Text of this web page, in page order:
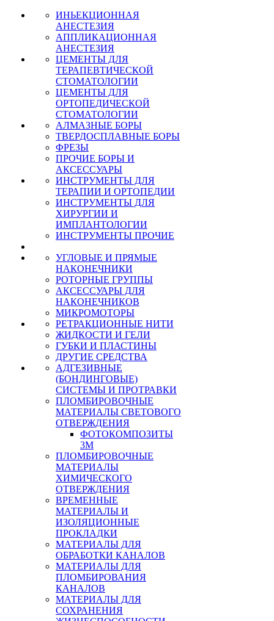
ИНЬЕКЦИОННАЯ
АНЕСТЕЗИЯ
АППЛИКАЦИОННАЯ
АНЕСТЕЗИЯ
ЦЕМЕНТЫ ДЛЯ
ТЕРАПЕВТИЧЕСКОЙ
СТОМАТОЛОГИИ
ЦЕМЕНТЫ ДЛЯ
ОРТОПЕДИЧЕСКОЙ
СТОМАТОЛОГИИ
АЛМАЗНЫЕ БОРЫ
ТВЕРДОСПЛАВНЫЕ БОРЫ
ФРЕЗЫ
ПРОЧИЕ БОРЫ И
АКСЕССУАРЫ
ИНСТРУМЕНТЫ ДЛЯ
ТЕРАПИИ И ОРТОПЕДИИ
ИНСТРУМЕНТЫ ДЛЯ
ХИРУРГИИ И
ИМПЛАНТОЛОГИИ
ИНСТРУМЕНТЫ ПРОЧИЕ
УГЛОВЫЕ И ПРЯМЫЕ
НАКОНЕЧНИКИ
РОТОРНЫЕ ГРУППЫ
АКСЕССУАРЫ ДЛЯ
НАКОНЕЧНИКОВ
МИКРОМОТОРЫ
РЕТРАКЦИОННЫЕ НИТИ
ЖИДКОСТИ И ГЕЛИ
ГУБКИ И ПЛАСТИНЫ
ДРУГИЕ СРЕДСТВА
АДГЕЗИВНЫЕ
(БОНДИНГОВЫЕ)
СИСТЕМЫ И ПРОТРАВКИ
ПЛОМБИРОВОЧНЫЕ
МАТЕРИАЛЫ СВЕТОВОГО
ОТВЕРЖДЕНИЯ
ФОТОКОМПОЗИТЫ
3М
ПЛОМБИРОВОЧНЫЕ
МАТЕРИАЛЫ
ХИМИЧЕСКОГО
ОТВЕРЖДЕНИЯ
ВРЕМЕННЫЕ
МАТЕРИАЛЫ И
ИЗОЛЯЦИОННЫЕ
ПРОКЛАДКИ
МАТЕРИАЛЫ ДЛЯ
ОБРАБОТКИ КАНАЛОВ
МАТЕРИАЛЫ ДЛЯ
ПЛОМБИРОВАНИЯ
КАНАЛОВ
МАТЕРИАЛЫ ДЛЯ
СОХРАНЕНИЯ